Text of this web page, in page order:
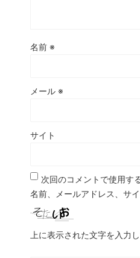
名前 ※
メール ※
サイト
次回のコメントで使用す
名前、メールアドレス、サイ
上に表示された文字を入力